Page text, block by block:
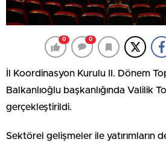
0 0
İl Koordinasyon Kurulu II. Dönem
Balkanlıoğlu başkanlığında Valilik
gerçekleştirildi.
Sektörel gelişmeler ile yatırımların